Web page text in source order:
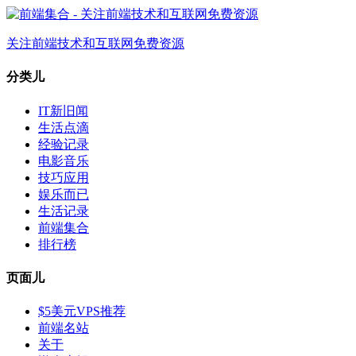
关注前端技术和互联网免费资源
分类儿
IT新旧闻
生活点滴
经验记录
电影音乐
技巧应用
娱乐而已
生活记录
前端集合
排行榜
页面儿
$5美元VPS推荐
前端名站
关于